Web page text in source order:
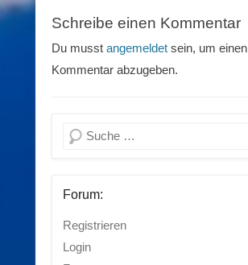
Schreibe einen Kommentar
Du musst angemeldet sein, um einen
Kommentar abzugeben.
Suchen
Forum:
Registrieren
Login